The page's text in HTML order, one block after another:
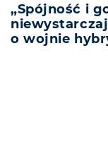
„Spójność i
o wojnie